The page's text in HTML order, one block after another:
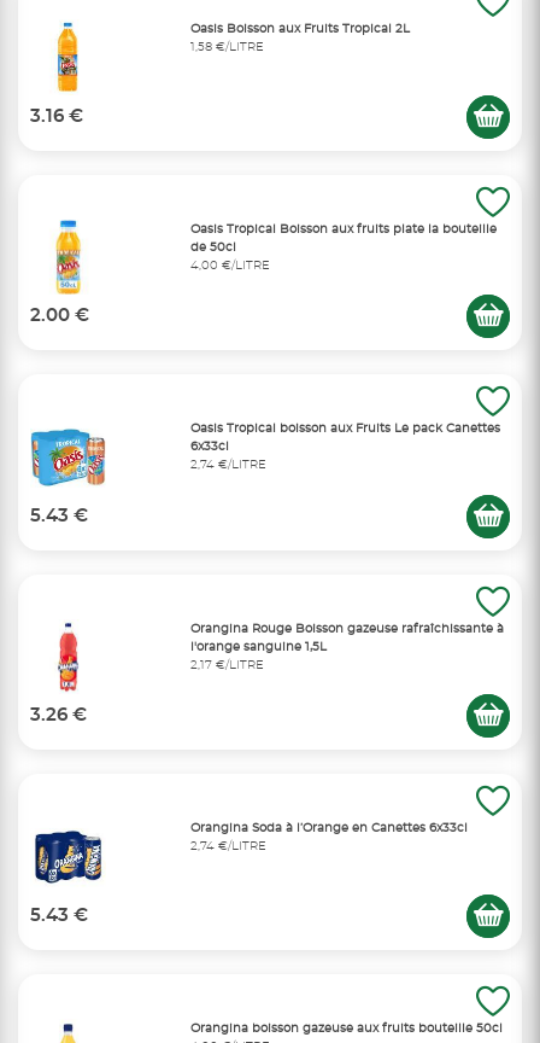
Oasis Boisson aux Fruits Tropical 2L
1,58 €/LITRE
3.16 €
Oasis Tropical Boisson aux fruits plate la bouteille
de 50cl
4,00 €/LITRE
2.00 €
Oasis Tropical boisson aux Fruits Le pack Canettes
6x33cl
2,74 €/LITRE
5.43 €
Orangina Rouge Boisson gazeuse rafraîchissante à
l'orange sanguine 1,5L
2,17 €/LITRE
3.26 €
Orangina Soda à l’Orange en Canettes 6x33cl
2,74 €/LITRE
5.43 €
Orangina boisson gazeuse aux fruits bouteille 50cl